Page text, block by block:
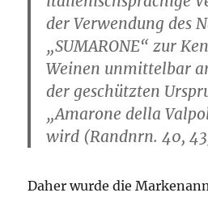
der Verwendung des
„SUMARONE“ zur
Weinen unmittelbar
der geschützten
„Amarone della
wird (Randnrn. 40,
Daher wurde die